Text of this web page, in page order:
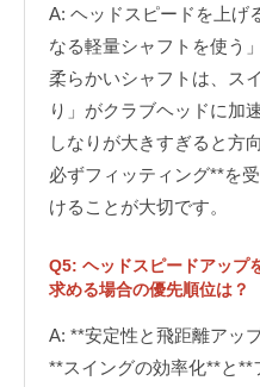
A: ヘッドスピードを上げ
なる軽量シャフトを使う
柔らかいシャフトは、ス
り」がクラブヘッドに加
しなりが大きすぎると方
必ずフィッティング**を
けることが大切です。
Q5: ヘッドスピードアップ
求める場合の優先順位は？
A: **安定性と飛距離アッ
**スイングの効率化**と**